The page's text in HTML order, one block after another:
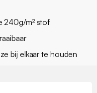
240g/m² stof
bij elkaar te houden